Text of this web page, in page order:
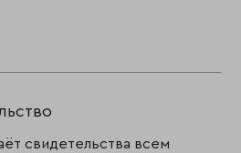
свидетельства всем